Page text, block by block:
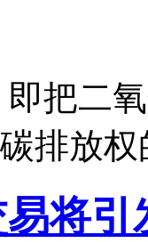
把二
排放
将